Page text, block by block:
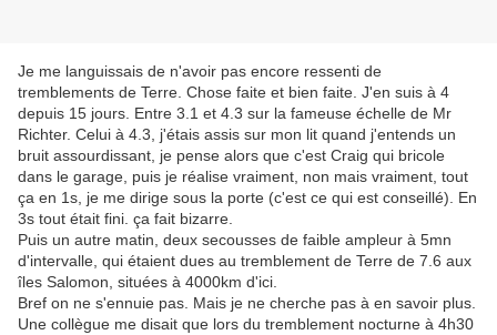
Je me languissais de n'avoir pas encore ressenti de
tremblements de Terre. Chose faite et bien faite. J'en suis à 4
depuis 15 jours. Entre 3.1 et 4.3 sur la fameuse échelle de Mr
Richter. Celui à 4.3, j'étais assis sur mon lit quand j'entends un
bruit assourdissant, je pense alors que c'est Craig qui bricole
dans le garage, puis je réalise vraiment, non mais vraiment, tout
ça en 1s, je me dirige sous la porte (c'est ce qui est conseillé). En
3s tout était fini. ça fait bizarre.
Puis un autre matin, deux secousses de faible ampleur à 5mn
d'intervalle, qui étaient dues au tremblement de Terre de 7.6 aux
îles Salomon, situées à 4000km d'ici.
Bref on ne s'ennuie pas. Mais je ne cherche pas à en savoir plus.
Une collègue me disait que lors du tremblement nocturne à 4h30